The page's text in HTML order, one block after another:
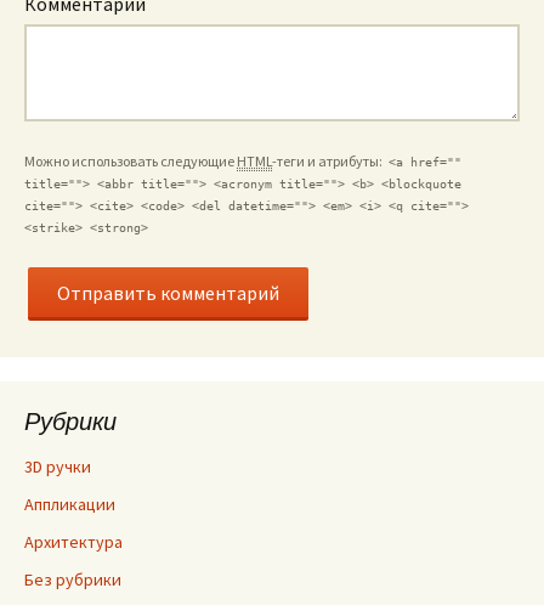
Можно использовать следующие HTML-теги и атрибуты: <a href=""
title=""> <abbr title=""> <acronym title=""> <b> <blockquote
cite=""> <cite> <code> <del datetime=""> <em> <i> <q cite="">
<strike> <strong>
Рубрики
3D ручки
Аппликации
Архитектура
Без рубрики